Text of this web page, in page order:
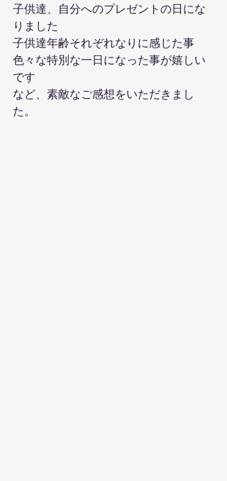
子供達、自分へのプレゼントの日にな
りました
子供達年齢それぞれなりに感じた事
色々な特別な一日になった事が嬉しい
です
など、素敵なご感想をいただきまし
た。